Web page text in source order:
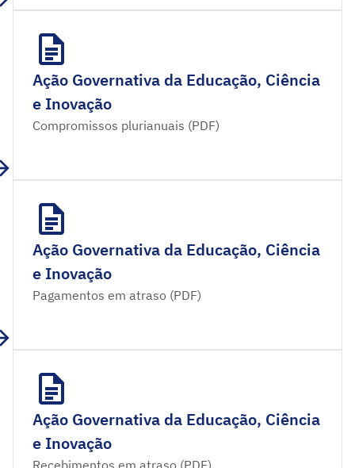
Ação Governativa da Educação, Ciência
e Inovação
Compromissos plurianuais (PDF)
Ação Governativa da Educação, Ciência
e Inovação
Pagamentos em atraso (PDF)
Ação Governativa da Educação, Ciência
e Inovação
Recebimentos em atraso (PDF)